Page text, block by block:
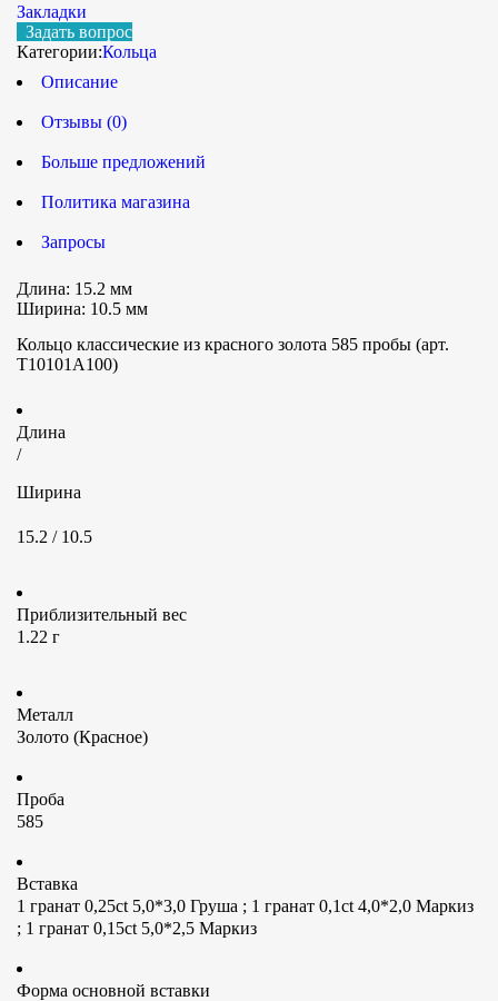
Закладки
Задать вопрос
Категории:Кольца
Описание
Отзывы (0)
Больше предложений
Политика магазина
Запросы
Длина: 15.2 мм
Ширина: 10.5 мм
Кольцо классические из красного золота 585 пробы (арт.
Т10101А100)
Длина
/
Ширина
15.2 / 10.5
Приблизительный вес
1.22 г
Металл
Золото (Красное)
Проба
585
Вставка
1 гранат 0,25ct 5,0*3,0 Груша ; 1 гранат 0,1ct 4,0*2,0 Маркиз
; 1 гранат 0,15ct 5,0*2,5 Маркиз
Форма основной вставки